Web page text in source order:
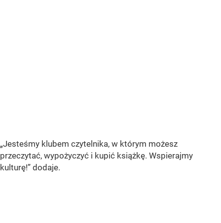
„Jesteśmy klubem czytelnika, w którym możesz
przeczytać, wypożyczyć i kupić książkę. Wspierajmy
kulturę!” dodaje.